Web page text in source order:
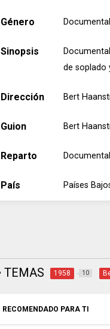
Género Documental
Sinopsis
de soplado
Dirección Bert
Guion Bert
Reparto Documental
País Países
TEMAS 1958 10
RECOMENDADO PARA TI